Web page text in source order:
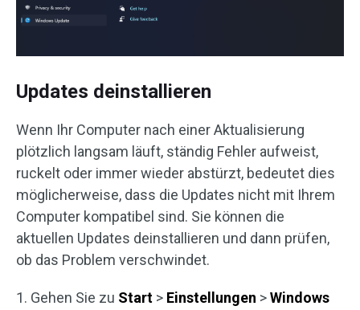
Updates deinstallieren
Wenn Ihr Computer nach einer Aktualisierung
plötzlich langsam läuft, ständig Fehler aufweist,
ruckelt oder immer wieder abstürzt, bedeutet dies
möglicherweise, dass die Updates nicht mit Ihrem
Computer kompatibel sind. Sie können die
aktuellen Updates deinstallieren und dann prüfen,
ob das Problem verschwindet.
1. Gehen Sie zu Start > Einstellungen >Windows